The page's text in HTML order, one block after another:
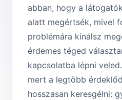
abban, hogy a
alatt megértsék, mivel
problémára kínálsz
érdemes téged
kapcsolatba lépni
mert a legtöbb
hosszasan keresgélni: